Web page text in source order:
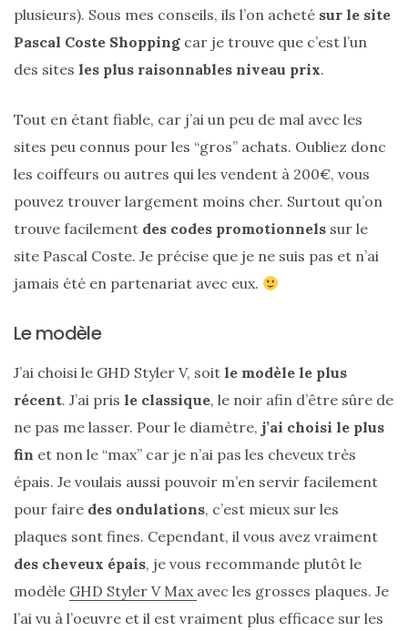
Ma
sélection
sacs
légers
et
tendance
pour
l’été
plusieurs). Sous mes conseils, ils l’on acheté sur le site
Pascal Coste Shopping car je trouve que c’est l’un
des sites les plus raisonnables niveau prix.
Tout en étant fiable, car j’ai un peu de mal avec les
sites peu connus pour les “gros” achats. Oubliez donc
les coiffeurs ou autres qui les vendent à 200€, vous
pouvez trouver largement moins cher. Surtout qu’on
trouve facilement des codes promotionnels sur le
site Pascal Coste. Je précise que je ne suis pas et n’ai
jamais été en partenariat avec eux.
Le modèle
J’ai choisi le GHD Styler V, soit le modèle le plus
récent. J’ai pris le classique, le noir afin d’être sûre de
ne pas me lasser. Pour le diamètre, j’ai choisi le plus
fin et non le “max” car je n’ai pas les cheveux très
épais. Je voulais aussi pouvoir m’en servir facilement
pour faire des ondulations, c’est mieux sur les
plaques sont fines. Cependant, il vous avez vraiment
des cheveux épais, je vous recommande plutôt le
modèle GHD Styler V Max avec les grosses plaques. Je
l’ai vu à l’oeuvre et il est vraiment plus efficace sur les